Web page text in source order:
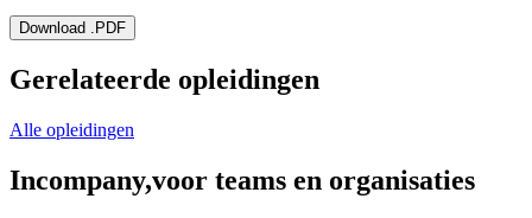
Download .PDF
Gerelateerde opleidingen
Alle opleidingen
Incompany,voor teams en organisaties